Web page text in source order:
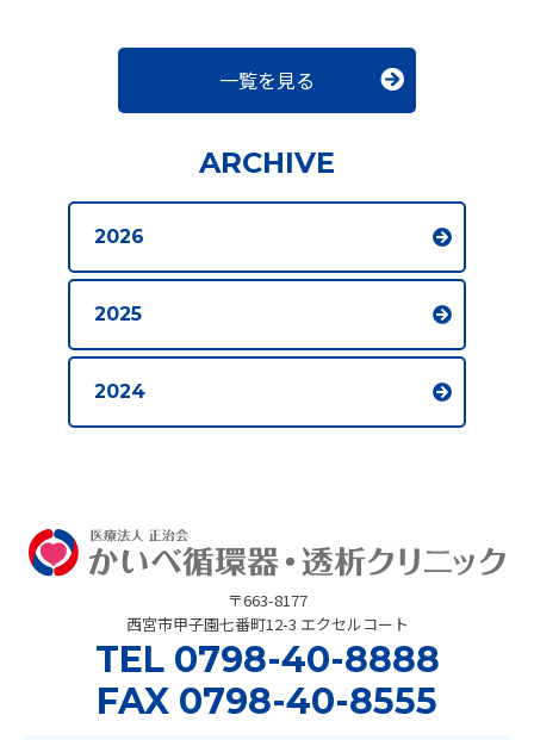
一覧を見る
ARCHIVE
2026
2025
2024
〒663-8177
西宮市甲子園七番町12-3 エクセルコート
TEL 0798-40-8888
FAX 0798-40-8555